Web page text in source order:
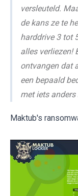
versleuteld.
de kans ze te
harddrive 3 tot
alles verliezen!
ontvangen dat
een bepaald
met iets anders
Maktub's